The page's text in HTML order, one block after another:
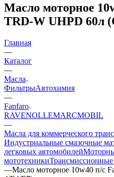
Масло моторное
TRD-W UHPD 60л
Главная
—
Каталог
—
Масла
ФильтрыАвтохимия
—
Fanfaro
RAVENOLLEMARCMOBIL
—
Масла для коммерческого
Индустриальные смазочные
легковых автомобилей
мототехникиТрансмиссионные
—Масло моторное 10w40 п/с